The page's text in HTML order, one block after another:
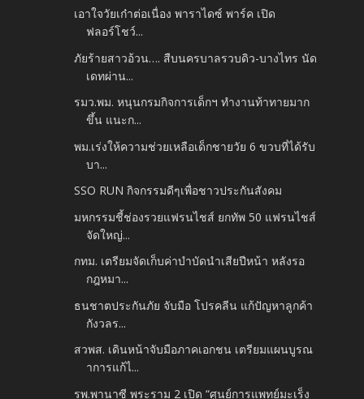
เอาใจวัยเก๋าต่อเนื่อง พาราไดซ์ พาร์ค เปิด
ฟลอร์โชว์...
ภัยร้ายสาวอ้วน…. สืบนครบาลรวบดิว-บางไทร นัด
เดทผ่าน...
รมว.พม. หนุนกรมกิจการเด็กฯ ทำงานท้าทายมาก
ขึ้น แนะก...
พม.เร่งให้ความช่วยเหลือเด็กชายวัย 6 ขวบที่ได้รับ
บา...
SSO RUN กิจกรรมดีๆเพื่อชาวประกันสังคม
มหกรรมชี้ช่องรวยแฟรนไชส์ ยกทัพ 50 แฟรนไชส์
จัดใหญ่...
กทม. เตรียมจัดเก็บค่าบำบัดนำเสียปีหน้า หลังรอ
กฎหมา...
ธนชาตประกันภัย จับมือ โปรคลีน แก้ปัญหาลูกค้า
กังวลร...
สวพส. เดินหน้าจับมือภาคเอกชน เตรียมแผนบูรณ
าการแก้ไ...
รพ.พานาซี พระราม 2 เปิด “ศูนย์การแพทย์มะเร็ง